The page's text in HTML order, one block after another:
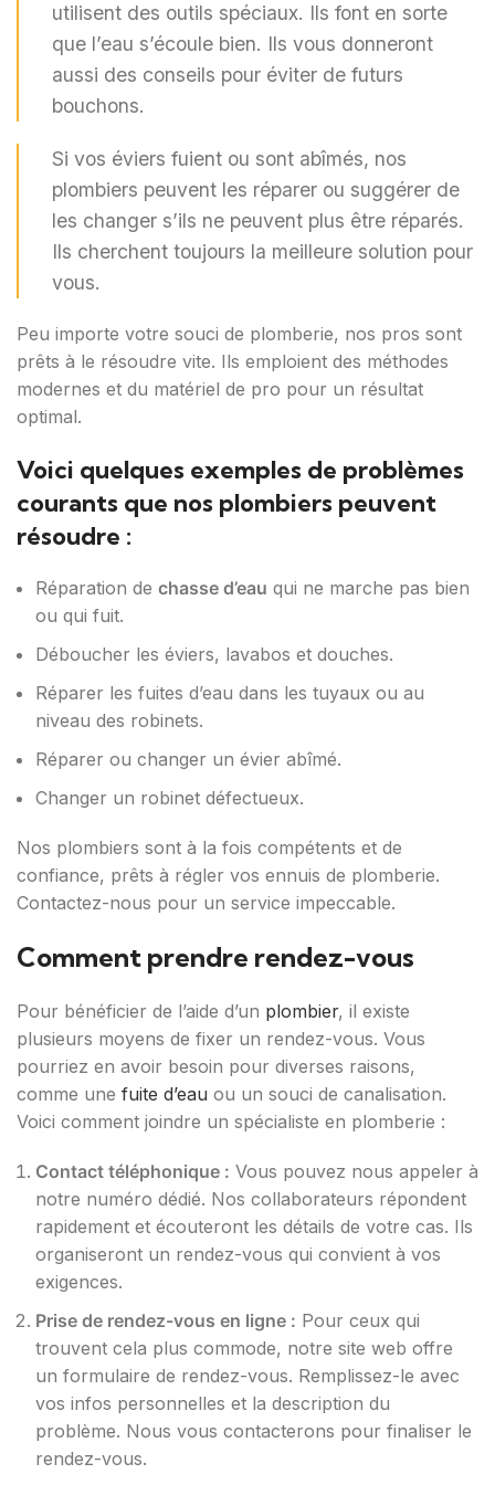
utilisent des outils spéciaux. Ils font en sorte
que l’eau s’écoule bien. Ils vous donneront
aussi des conseils pour éviter de futurs
bouchons.
Si vos éviers fuient ou sont abîmés, nos
plombiers peuvent les réparer ou suggérer de
les changer s’ils ne peuvent plus être réparés.
Ils cherchent toujours la meilleure solution pour
vous.
Peu importe votre souci de plomberie, nos pros sont
prêts à le résoudre vite. Ils emploient des méthodes
modernes et du matériel de pro pour un résultat
optimal.
Voici quelques exemples de problèmes
courants que nos plombiers peuvent
résoudre :
Réparation de chasse d’eau qui ne marche pas bien
ou qui fuit.
Déboucher les éviers, lavabos et douches.
Réparer les fuites d’eau dans les tuyaux ou au
niveau des robinets.
Réparer ou changer un évier abîmé.
Changer un robinet défectueux.
Nos plombiers sont à la fois compétents et de
confiance, prêts à régler vos ennuis de plomberie.
Contactez-nous pour un service impeccable.
Comment prendre rendez-vous
Pour bénéficier de l’aide d’un plombier, il existe
plusieurs moyens de fixer un rendez-vous. Vous
pourriez en avoir besoin pour diverses raisons,
comme une fuite d’eau ou un souci de canalisation.
Voici comment joindre un spécialiste en plomberie :
Contact téléphonique : Vous pouvez nous appeler à
notre numéro dédié. Nos collaborateurs répondent
rapidement et écouteront les détails de votre cas. Ils
organiseront un rendez-vous qui convient à vos
exigences.
Prise de rendez-vous en ligne : Pour ceux qui
trouvent cela plus commode, notre site web offre
un formulaire de rendez-vous. Remplissez-le avec
vos infos personnelles et la description du
problème. Nous vous contacterons pour finaliser le
rendez-vous.